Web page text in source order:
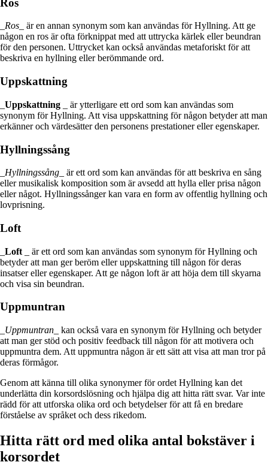
Ros
Ros _ är en annan synonym som kan användas för Hyllning. Att ge
någon en ros är ofta förknippat med att uttrycka kärlek eller beundran
för den personen. Uttrycket kan också användas metaforiskt för att
beskriva en hyllning eller berömmande ord.
Uppskattning
Uppskattning _ är ytterligare ett ord som kan användas som
synonym för Hyllning. Att visa uppskattning för någon betyder att man
erkänner och värdesätter den personens prestationer eller egenskaper.
Hyllningssång
Hyllningssång _ är ett ord som kan användas för att beskriva en sång
eller musikalisk komposition som är avsedd att hylla eller prisa någon
eller något. Hyllningssånger kan vara en form av offentlig hyllning och
lovprisning.
Loft
Loft _ är ett ord som kan användas som synonym för Hyllning och
betyder att man ger beröm eller uppskattning till någon för deras
insatser eller egenskaper. Att ge någon loft är att höja dem till skyarna
och visa sin beundran.
Uppmuntran
Uppmuntran _ kan också vara en synonym för Hyllning och betyder
att man ger stöd och positiv feedback till någon för att motivera och
uppmuntra dem. Att uppmuntra någon är ett sätt att visa att man tror på
deras förmågor.
Genom att känna till olika synonymer för ordet Hyllning kan det
underlätta din korsordslösning och hjälpa dig att hitta rätt svar. Var inte
rädd för att utforska olika ord och betydelser för att få en bredare
förståelse av språket och dess rikedom.
Hitta rätt ord med olika antal bokstäver i
korsordet